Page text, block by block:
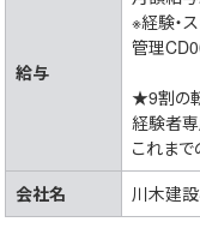
給与
※経験・
管理
★9割の
経験者専
これまで
会社名
川木建